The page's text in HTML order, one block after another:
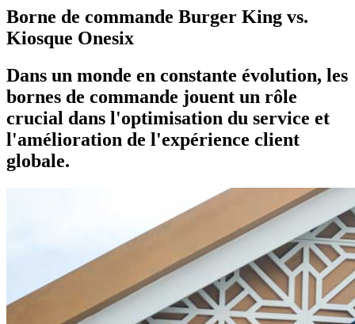
Borne de commande Burger King vs.
Kiosque Onesix
Dans un monde en constante évolution, les
bornes de commande jouent un rôle
crucial dans l'optimisation du service et
l'amélioration de l'expérience client
globale.